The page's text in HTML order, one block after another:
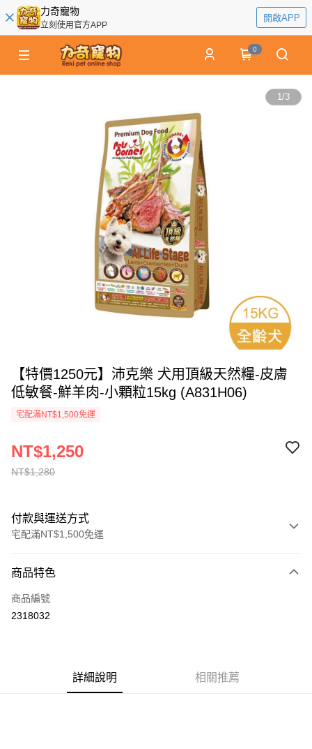
力奇寵物
立刻使用官方APP
開啟APP
0
1/3
【特價1250元】沛克樂 犬用頂級天然糧-皮膚
低敏餐-鮮羊肉-小顆粒15kg (A831H06)
宅配滿NT$1,500免運
NT$1,280
NT$1,250
付款與運送方式
宅配滿NT$1,500免運
信用卡一次付款
LINE Pay
AFTEE先享後付
商品特色
商品編號
2318032
詳細說明 相關推薦